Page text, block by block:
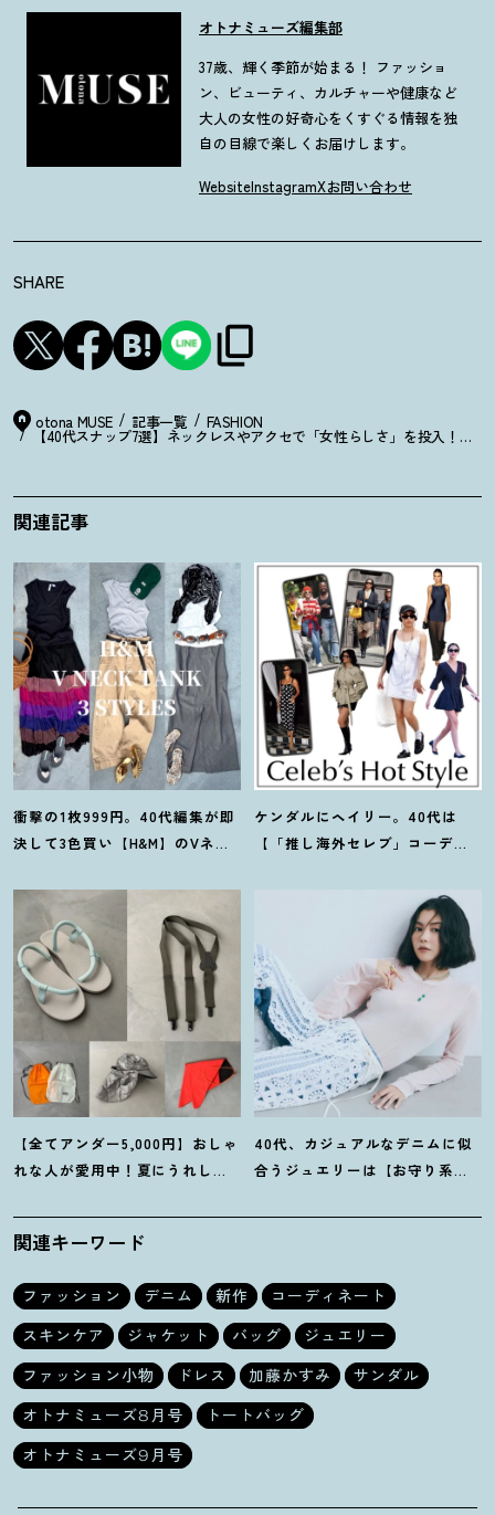
オトナミューズ編集部
37歳、輝く季節が始まる！ ファッショ
ン、ビューティ、カルチャーや健康など
大人の女性の好奇心をくすぐる情報を独
自の目線で楽しくお届けします。
WebsiteInstagramXお問い合わせ
SHARE
otona MUSE 記事一覧 FASHION
【40代スナップ7選】ネックレスやアクセで「女性らしさ」を投入 ！ 業界
関連記事
衝撃の1枚999円。40代編集が即
決して3色買い【H&M】のVネッ
3選
ケンダルにヘイリー。40代は
【「推し海外セレブ」コーデ】
【全てアンダー5,000円】おしゃ
れな人が愛用中 ！ 夏にうれしい
小物5選
40代、カジュアルなデニムに似
合うジュエリーは【お守り系
旬顔に！
関連キーワード
ファッション デニム 新作
コーディネート
スキンケア
ジャケット バッグ
ジュエリー
ファッション小物
ドレス 加藤かすみ
サンダル
オトナミューズ8月号
トートバッグ
オトナミューズ9月号